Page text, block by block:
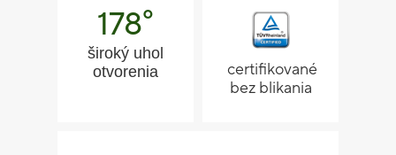
178°
široký uhol
otvorenia
certifikované
bez blikania